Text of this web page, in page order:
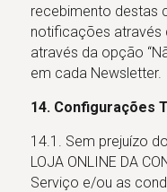
recebimento destas
notificações através
através da opção
em cada Newsletter.
14. Configurações
14.1. Sem prejuízo
LOJA ONLINE DA
Serviço e/ou as